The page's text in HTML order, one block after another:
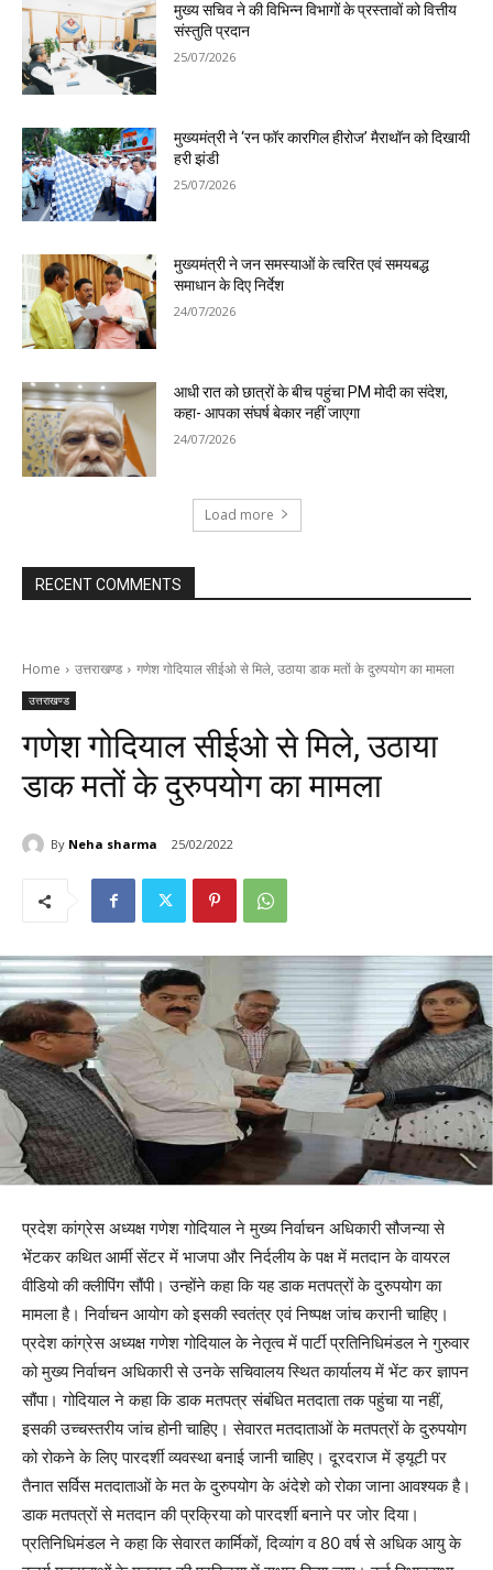
मुख्य सचिव ने की विभिन्न विभागों के प्रस्तावों को वित्तीय
संस्तुति प्रदान
25/07/2026
मुख्यमंत्री ने ‘रन फॉर कारगिल हीरोज’ मैराथॉन को दिखायी
हरी झंडी
25/07/2026
मुख्यमंत्री ने जन समस्याओं के त्वरित एवं समयबद्ध
समाधान के दिए निर्देश
24/07/2026
आधी रात को छात्रों के बीच पहुंचा PM मोदी का संदेश,
कहा- आपका संघर्ष बेकार नहीं जाएगा
24/07/2026
Load more
RECENT COMMENTS